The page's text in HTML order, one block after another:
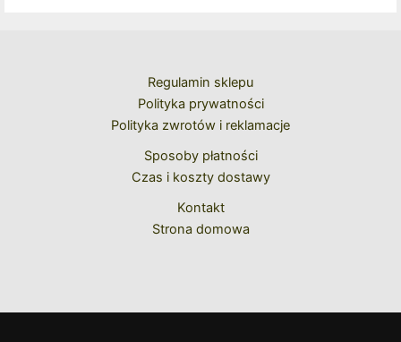
Regulamin sklepu
Polityka prywatności
Polityka zwrotów i reklamacje
Sposoby płatności
Czas i koszty dostawy
Kontakt
Strona domowa